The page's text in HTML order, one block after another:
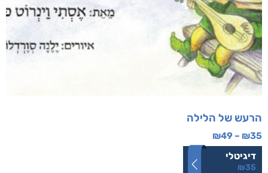
הרעש של הלילה
₪35
–
₪49
דיגיטלי
₪35